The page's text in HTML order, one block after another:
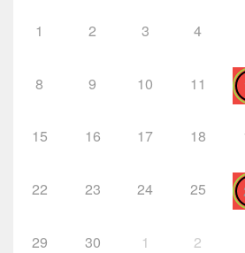
1 2 3 4
8 9 10 11
15 16 17 18
22 23 24 25
29 30 1 2